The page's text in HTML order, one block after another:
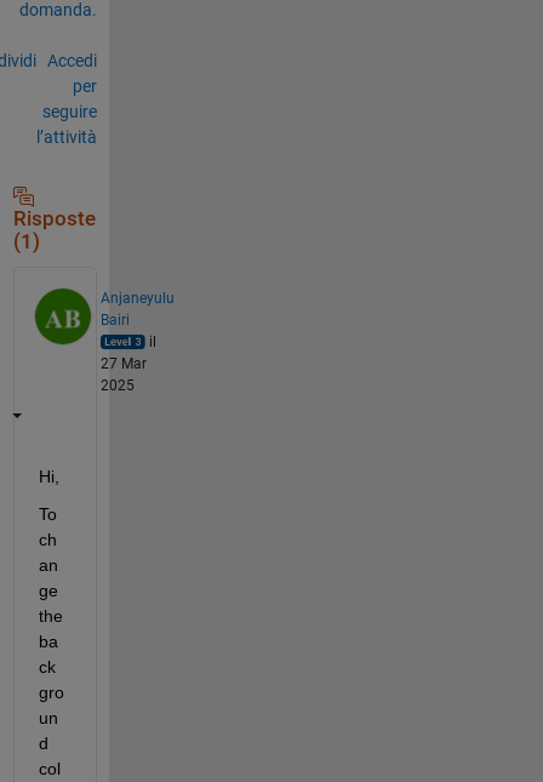
domanda.
Accedi
per
seguire
l’attività
Risposte
(1)
Anjaneyulu
Bairi
il
27 Mar
2025
Hi,
To
ch
an
ge
the
ba
ck
gro
un
d
col